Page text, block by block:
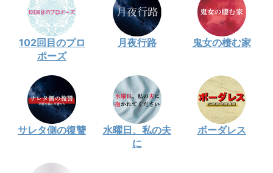
102回目のプロ
ポーズ
月夜行路 鬼女の棲む家
サレタ側の復讐
水曜日、私の夫
に
ボーダレス